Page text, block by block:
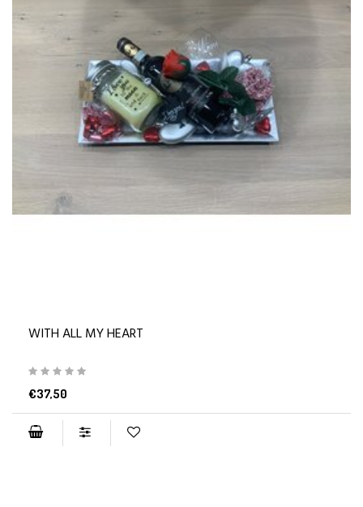
WITH ALL MY HEART
€37,50